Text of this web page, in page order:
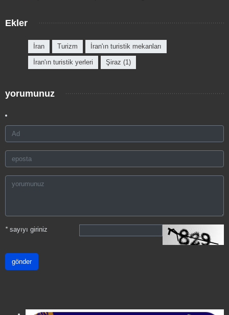
Ekler
İran Turizm İran'ın turistik mekanları
İran'ın turistik yerleri Şiraz (1)
yorumunuz
*sayıyı giriniz
gönder